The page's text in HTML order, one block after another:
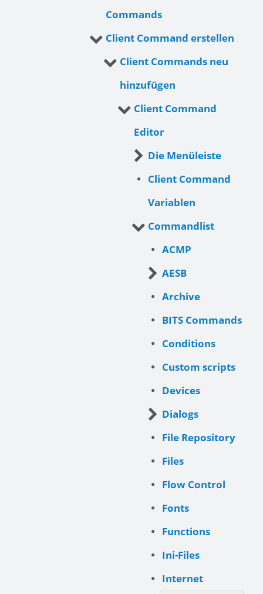
Commands
Client Command erstellen
Client Commands neu
hinzufügen
Client Command
Editor
Die Menüleiste
Client Command
Variablen
Commandlist
ACMP
AESB
Archive
BITS Commands
Conditions
Custom scripts
Devices
Dialogs
File Repository
Files
Flow Control
Fonts
Functions
Ini-Files
Internet